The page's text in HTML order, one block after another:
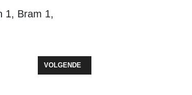
IN VARSSEVELD
VOLGENDE ARTIKEL: WOLDERWIJD/DYZLE
VOLGENDE